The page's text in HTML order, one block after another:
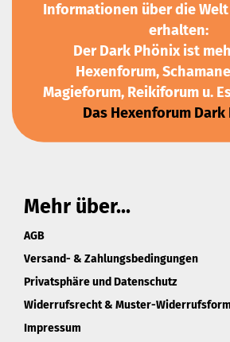
Informationen über die Welt
erhalten:
Der Dark Phönix ist
Hexenforum,
Magieforum, Reikiforum u.
Das Hexenforum
Mehr über...
AGB
Versand- & Zahlungsbedingungen
Privatsphäre und Datenschutz
Widerrufsrecht & Muster-
Impressum